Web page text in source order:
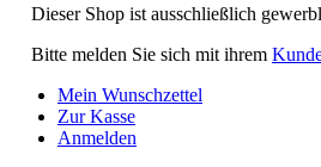
Dieser Shop ist ausschließlich
Bitte melden Sie sich mit ihrem
Mein Wunschzettel
Zur Kasse
Anmelden